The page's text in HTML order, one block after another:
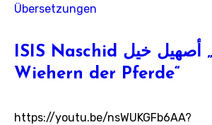
Übersetzungen
ISIS Naschid أصهيل خيل „Das
Wiehern der Pferde“
https://youtu.be/nsWUKGFb6AA?